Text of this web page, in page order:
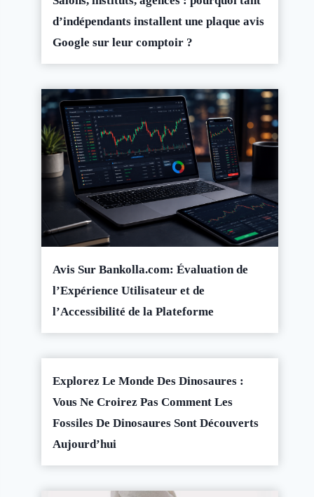
d’indépendants installent une plaque avis
Google sur leur comptoir ?
Avis Sur Bankolla.com: Évaluation de
l’Expérience Utilisateur et de
l’Accessibilité de la Plateforme
Explorez Le Monde Des Dinosaures :
Vous Ne Croirez Pas Comment Les
Fossiles De Dinosaures Sont Découverts
Aujourd’hui